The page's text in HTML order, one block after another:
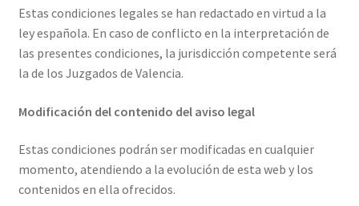
Estas condiciones legales se han redactado en virtud a la
ley española. En caso de conflicto en la interpretación de
las presentes condiciones, la jurisdicción competente será
la de los Juzgados de Valencia.
Modificación del contenido del aviso legal
Estas condiciones podrán ser modificadas en cualquier
momento, atendiendo a la evolución de esta web y los
contenidos en ella ofrecidos.